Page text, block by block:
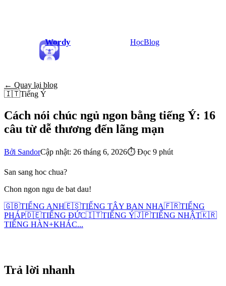
Wordy HọcBlog
← Quay lại blog
🇮🇹Tiếng Ý
Cách nói chúc ngủ ngon bằng tiếng Ý: 16
câu từ dễ thương đến lãng mạn
Bởi SandorCập nhật: 26 tháng 6, 2026⏱ Đọc 9 phút
San sang hoc chua?
Chon ngon ngu de bat dau!
🇬🇧TIẾNG ANH🇪🇸TIẾNG TÂY BAN NHA🇫🇷TIẾNG
PHÁP🇩🇪TIẾNG ĐỨC🇮🇹TIẾNG Ý🇯🇵TIẾNG NHẬT🇰🇷
TIẾNG HÀN+KHÁC...
Trả lời nhanh